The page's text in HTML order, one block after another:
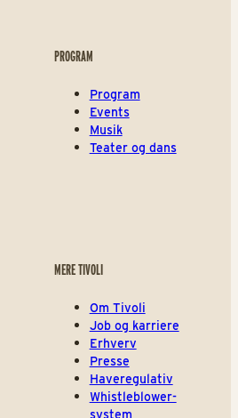
PROGRAM
Program
Events
Musik
Teater og dans
MERE TIVOLI
Om Tivoli
Job og karriere
Erhverv
Presse
Haveregulativ
Whistleblower-
system